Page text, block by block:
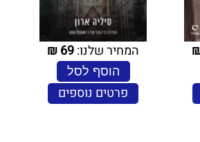
המחיר שלנו:69
₪
הוסף לסל
פרטים נוספים